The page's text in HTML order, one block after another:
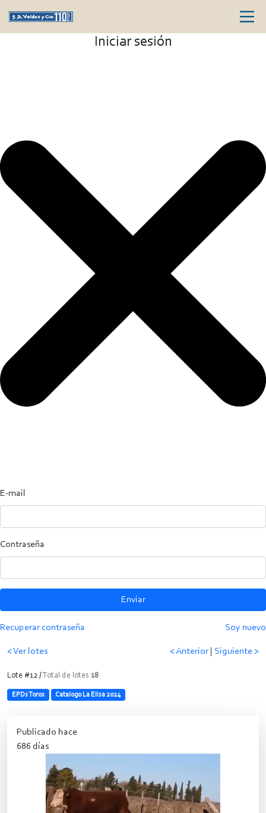
Iniciar sesión
E-mail
Contraseña
Enviar
Recuperar contraseña Soy nuevo
< Ver lotes < Anterior Siguiente >
Lote #12 /Total de lotes 18
EPDs Toros Catalogo La Elisa 2024
Publicado hace
686 días